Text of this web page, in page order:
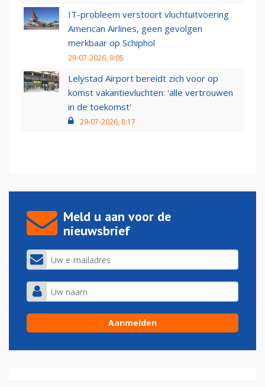
IT-probleem verstoort vluchtuitvoering
American Airlines, geen gevolgen
merkbaar op Schiphol
29-07-2026, 9:05
Lelystad Airport bereidt zich voor op
komst vakantievluchten: 'alle vertrouwen
in de toekomst'
29-07-2026, 8:17
Meld u aan voor de
nieuwsbrief